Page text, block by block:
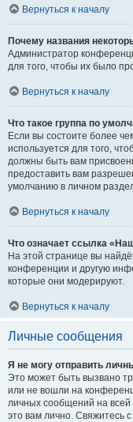
Вернуться к началу
Почему названия
Администратор
для того, чтобы их было
Вернуться к началу
Что такое группа по
Если вы состоите более
используется для того,
должны быть вам
предоставить вам
умолчанию в личном
Вернуться к началу
Что означает ссылка
На этой странице вы
конференции и другую
которые они модерируют.
Вернуться к началу
Личные сообщения
Я не могу отправить
Это может быть вызвано
или не вошли на
личных сообщений на
это вам лично. Свяжитесь